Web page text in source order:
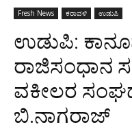
Fresh News ಕರಾವಳಿ ಉಡುಪಿ
ಉಡುಪಿ:
ರಾಜಿಸಂಧಾನ
ವಕೀಲರ
ಬಿ.ನಾಗರಾಜ್